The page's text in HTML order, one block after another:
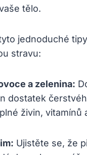
tělo.
jednoduché
stravu:
a zelenina:
dostatek
živin, vitamínů
Ujistěte se, že